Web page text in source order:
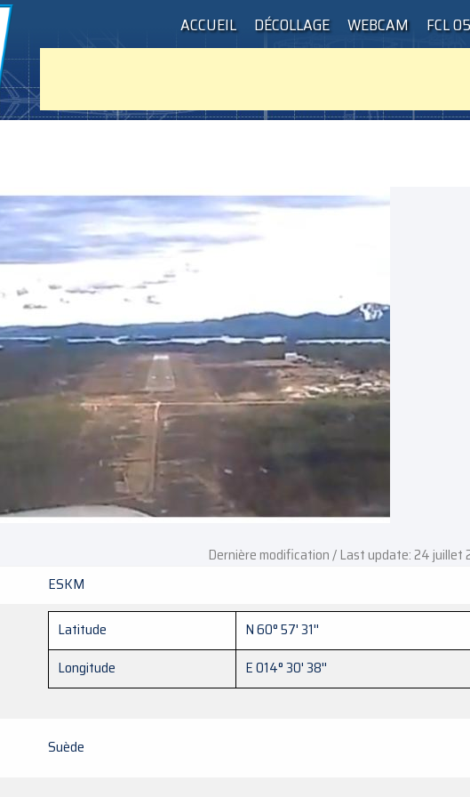
ACCUEIL DÉCOLLAGE WEBCAM FCL
Dernière modification / Last update: 24 juillet
ESKM
Latitude
N 60° 57' 31''
Longitude
E 014° 30' 38''
Suède